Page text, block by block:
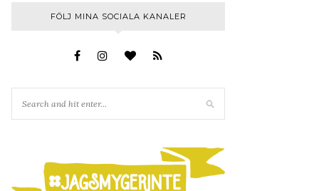
FÖLJ MINA SOCIALA KANALER